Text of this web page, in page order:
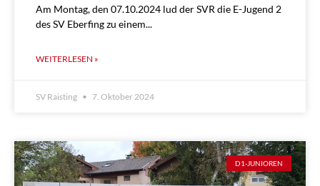
Am Montag, den 07.10.2024 lud der SVR die E-Jugend 2
des SV Eberfing zu einem
WEITERLESEN »
SV Raisting 7. Oktober 2024
D1-JUNIOREN